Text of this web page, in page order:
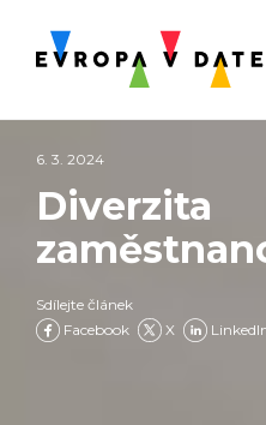
6. 3. 2024
Diverzita
Sdílejte článek
Facebook
X